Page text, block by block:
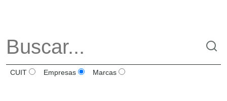
CUIT Empresas Marcas